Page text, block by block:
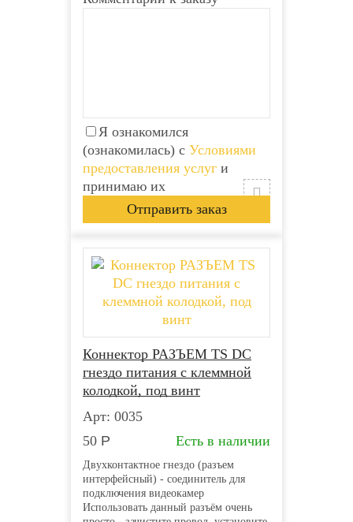
Я ознакомился
(ознакомилась) с Условиями
предоставления услуг и
принимаю их
Коннектор РАЗЪЕМ TS DC
гнездо питания с клеммной
колодкой, под винт
Арт: 0035
50 Р Есть в наличии
Двухконтактное гнездо (разъем
интерфейсный) - соединитель для
подключения видеокамер
Использовать данный разъём очень